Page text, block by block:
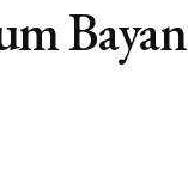
Bayan